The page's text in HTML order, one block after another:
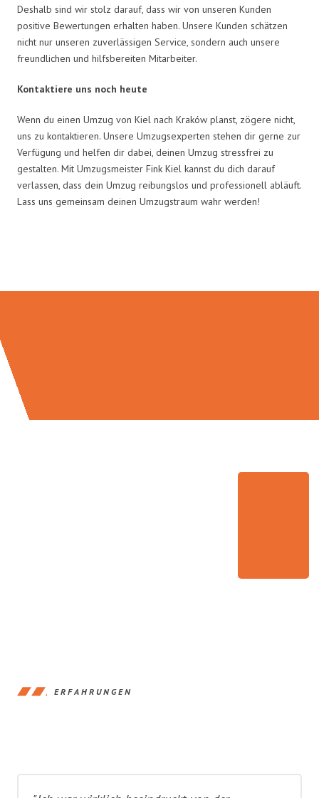
Deshalb sind wir stolz darauf, dass wir von unseren Kunden
positive Bewertungen erhalten haben. Unsere Kunden schätzen
nicht nur unseren zuverlässigen Service, sondern auch unsere
freundlichen und hilfsbereiten Mitarbeiter.
Kontaktiere uns noch heute
Wenn du einen Umzug von Kiel nach Kraków planst, zögere nicht,
uns zu kontaktieren. Unsere Umzugsexperten stehen dir gerne zur
Verfügung und helfen dir dabei, deinen Umzug stressfrei zu
gestalten. Mit Umzugsmeister Fink Kiel kannst du dich darauf
verlassen, dass dein Umzug reibungslos und professionell abläuft.
Lass uns gemeinsam deinen Umzugstraum wahr werden!
ERFAHRUNGEN